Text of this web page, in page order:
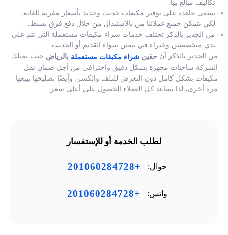
تكاليف مبالغ بها.
تسعى جاهدة على توفير مكيفات حديث وجديد بأسعار مغرية للغاية،
لكي يتمكن جميع عملائنا من بالاستبدال من خلال دفع فرق بسيط.
من الجدير بالذكر تختلف خدمات شراء مكيفات مستعملة التي تتم على
يدي متخصصين وخبراء في تثمين سواء القديم أو الحديث.
من الجدير بالذكر أن حقين شراء مكيفات مستعملة بالرياض حيث تمتلك
الشركة شاحنات مجهزة بشكل دقيق واحترافي من أجل ضمان نقل
مكيفات بشكل كامل دون التعرض للتلف والكسر، وأيضًا تصليحها بيبعها
مرة أخرى، لذا تساعد كل العملاء الحصول على أعلى سعر.
لطلب الخدمة أو للإستفسار
جوال: +201060284728
واتس: +201060284728